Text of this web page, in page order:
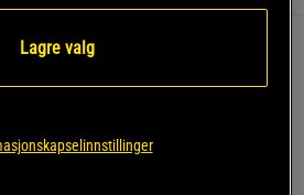
er svært slitesterk og
Lagre valg